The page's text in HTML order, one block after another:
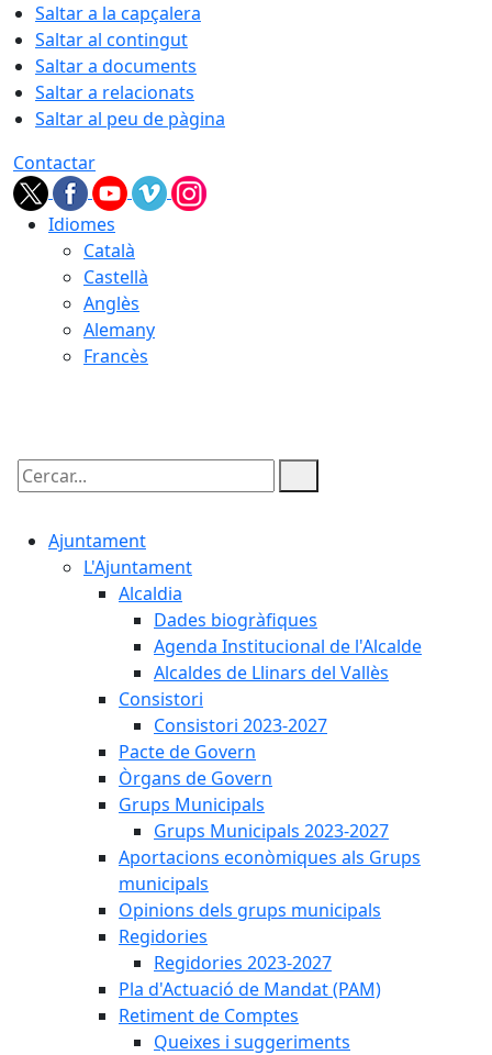
Saltar a la capçalera
Saltar al contingut
Saltar a documents
Saltar a relacionats
Saltar al peu de pàgina
Contactar
Idiomes
Català
Castellà
Anglès
Alemany
Francès
Cercar:
Ajuntament
L'Ajuntament
Alcaldia
Dades biogràfiques
Agenda Institucional de l'Alcalde
Alcaldes de Llinars del Vallès
Consistori
Consistori 2023-2027
Pacte de Govern
Òrgans de Govern
Grups Municipals
Grups Municipals 2023-2027
Aportacions econòmiques als Grups
municipals
Opinions dels grups municipals
Regidories
Regidories 2023-2027
Pla d'Actuació de Mandat (PAM)
Retiment de Comptes
Queixes i suggeriments